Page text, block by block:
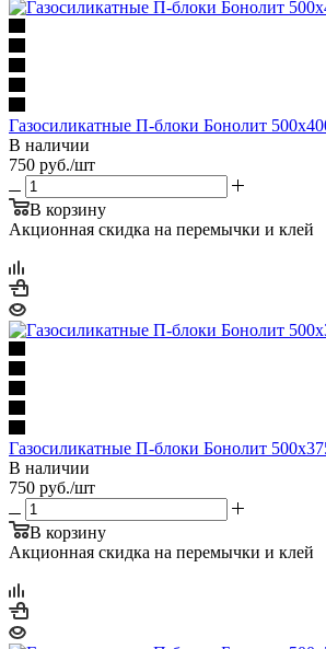
Газосиликатные П-блоки Бонолит
В наличии
750 руб./шт
В корзину
Акционная скидка на перемычки и клей
Газосиликатные П-блоки Бонолит
В наличии
750 руб./шт
В корзину
Акционная скидка на перемычки и клей